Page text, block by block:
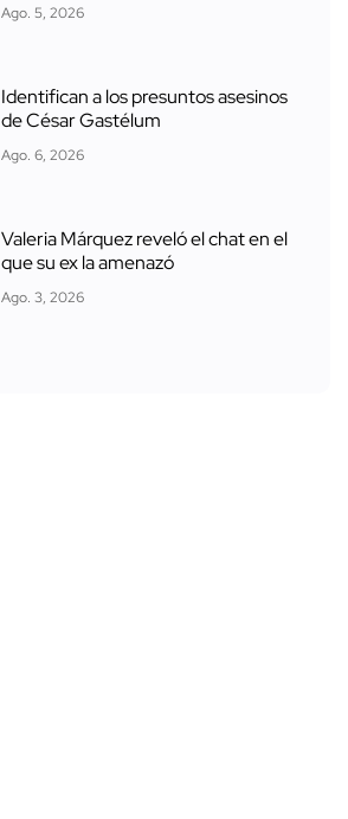
Ago. 5, 2026
Identifican a los presuntos asesinos
de César Gastélum
Ago. 6, 2026
Valeria Márquez reveló el chat en el
que su ex la amenazó
Ago. 3, 2026